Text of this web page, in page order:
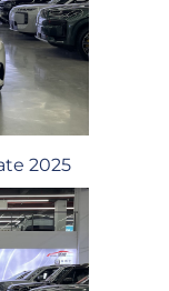
2025